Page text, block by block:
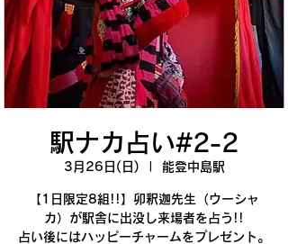
駅ナカ占い#2-2
3月26日(日) 能登中島駅
【1日限定8組!!】卯釈迦先生（ウーシャ
カ）が駅舎に出没し来場者を占う!!
占い後にはハッピーチャームをプレゼント。